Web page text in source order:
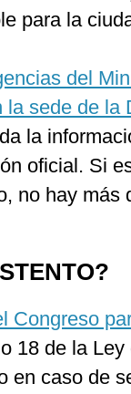
para la
del
la sede de la
la
oficial. Si
no hay más
Congreso
18 de la
en caso de